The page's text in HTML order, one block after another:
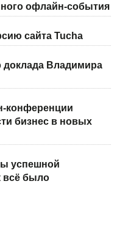
офлайн-события
сайта Tucha
доклада Владимира
конференции
бизнес в новых
успешной
всё было